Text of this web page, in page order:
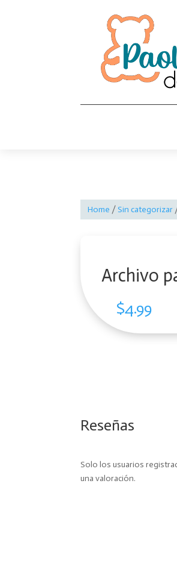
Home /Sin categorizar
Archivo
$4.99
Reseñas
Solo los usuarios
una valoración.